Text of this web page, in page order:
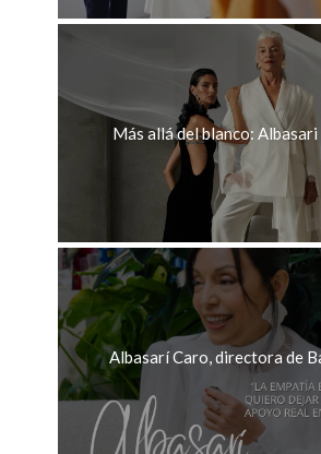
Más allá del blanco: Albasari
Albasarí Caro, directora de